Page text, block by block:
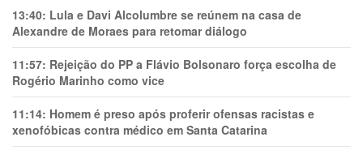
13:40: Lula e Davi Alcolumbre se reúnem na casa de
Alexandre de Moraes para retomar diálogo
11:57: Rejeição do PP a Flávio Bolsonaro força escolha de
Rogério Marinho como vice
11:14: Homem é preso após proferir ofensas racistas e
xenofóbicas contra médico em Santa Catarina